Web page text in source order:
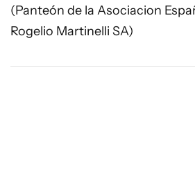
(Panteón de la Asociacion
Rogelio Martinelli SA)